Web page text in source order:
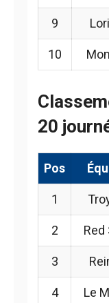
9
10
20
Pos
1
2 Red
3
4 Le